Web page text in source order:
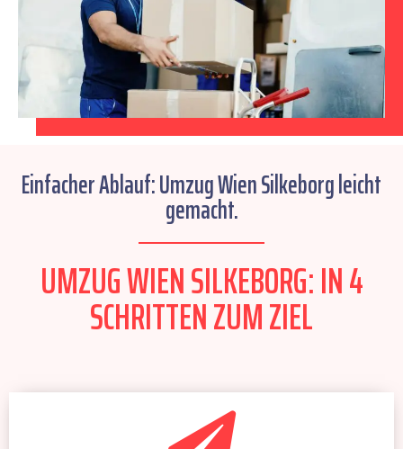
Einfacher Ablauf: Umzug Wien Silkeborg leicht
gemacht.
UMZUG WIEN SILKEBORG: IN 4
SCHRITTEN ZUM ZIEL